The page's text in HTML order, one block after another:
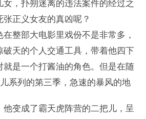
，扑朔迷离的违法案件的经过之
正义女友的真凶呢？
整部大电影里戏份不是非常多，
破天的个人交通工具，带着他四下
就是一个打酱油的角色。但是在随
系列的第三季，急速的暴风的地
变成了霸天虎阵营的二把儿，呈